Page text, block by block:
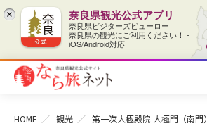
× 奈良県観光公式アプリ
奈良県ビジターズビューロー
奈良県の観光にご利用ください！ -
iOS/Android対応
HOME 観光 第一次大極殿院 大極門（南門）